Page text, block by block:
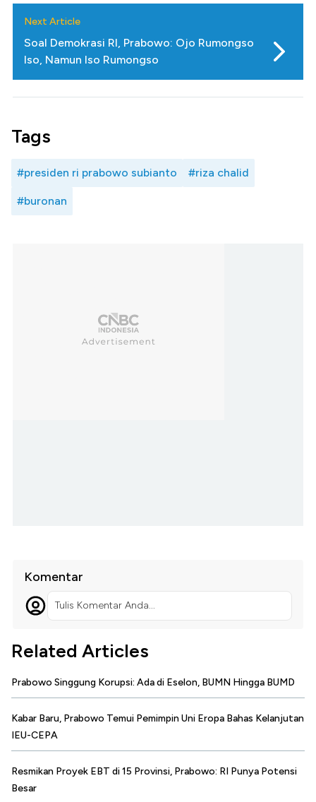
Next Article
Soal Demokrasi RI, Prabowo: Ojo Rumongso
Iso, Namun Iso Rumongso
Tags
#presiden ri prabowo subianto #riza chalid
#buronan
Komentar
Tulis Komentar Anda...
Related Articles
Prabowo Singgung Korupsi: Ada di Eselon, BUMN Hingga BUMD
Kabar Baru, Prabowo Temui Pemimpin Uni Eropa Bahas Kelanjutan
IEU-CEPA
Resmikan Proyek EBT di 15 Provinsi, Prabowo: RI Punya Potensi
Besar